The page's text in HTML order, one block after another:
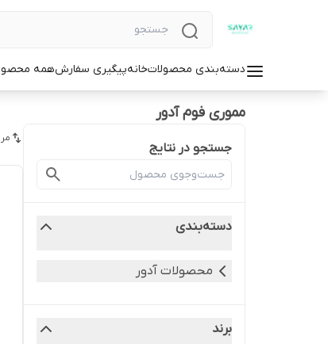
دسته‌بندی محصولاتخانهپیگیری سفارشهمه
مموری فوم آدور
جستجو در نتایج
دسته‌بندی
محصولات آدور
برند